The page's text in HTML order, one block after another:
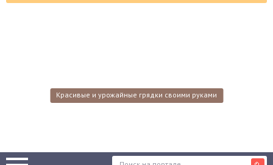
Красивые и урожайные грядки своими руками